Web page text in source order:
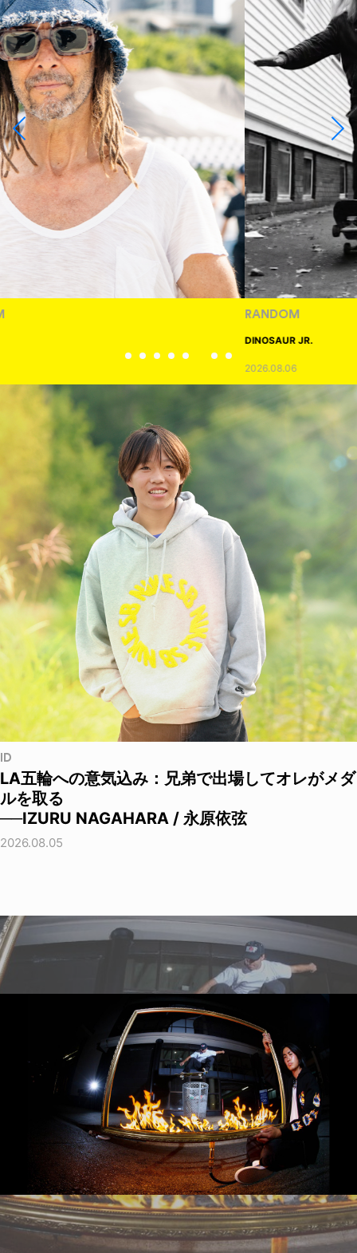
RANDOM
ID
LA五輪への意気込み：兄弟で出場してオレがメダ
ルを取る
──IZURU NAGAHARA / 永原依弦
2026.08.05